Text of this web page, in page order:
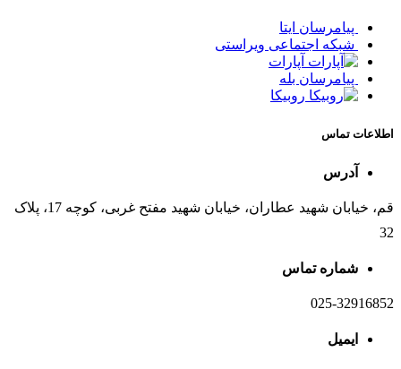
پیامرسان ایتا
شبکه اجتماعی ویراستی
آپارات
پیامرسان بله
روبیکا
اطلاعات تماس
آدرس
قم، خیابان شهید عطاران، خیابان شهید مفتح غربی، کوچه 17، پلاک
32
شماره تماس
025-32916852
ایمیل